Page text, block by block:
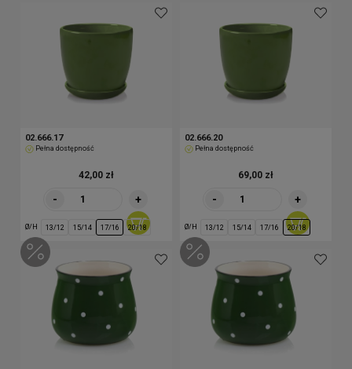
02.666.17
Pełna dostępność
42,00 zł
- +
Ø/H 13/12 15/14 17/16 20/18
02.666.20
Pełna dostępność
69,00 zł
- +
Ø/H 13/12 15/14 17/16 20/18